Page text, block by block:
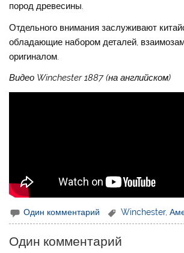
пород древесины.
Отдельного внимания заслуживают
обладающие набором деталей,
оригиналом.
Видео Winchester 1887 (на английском)
Один комментарий Winchester,
Один комментарий